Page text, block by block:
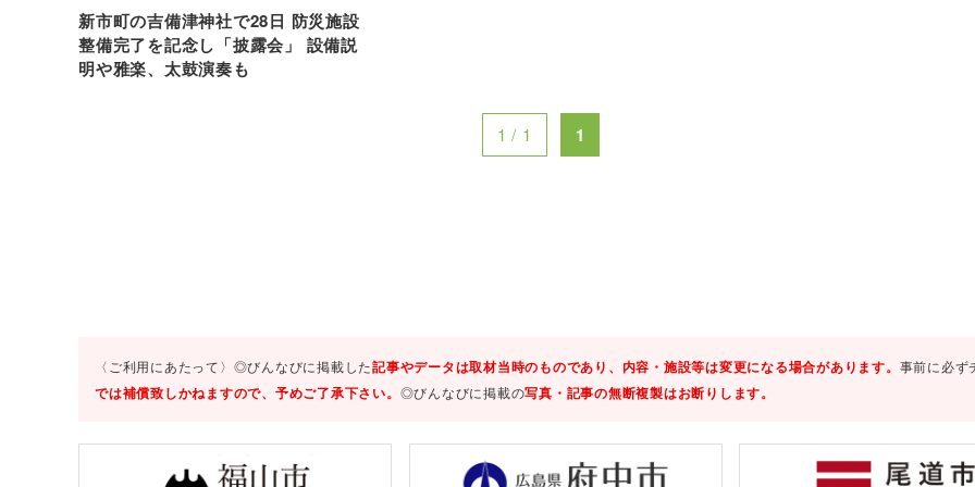
新市町の吉備津神社で28日 防災施設
整備完了を記念し「披露会」 設備説
明や雅楽、太鼓演奏も
1 / 1 1
〈ご利用にあたって〉◎びんなびに掲載した記事やデータは取材当時のものであり、内容・施設等は変更になる場合があります。 事前に必ず
では補償致しかねますので、予めご了承下さい。 ◎びんなびに掲載の写真・記事の無断複製はお断りします。